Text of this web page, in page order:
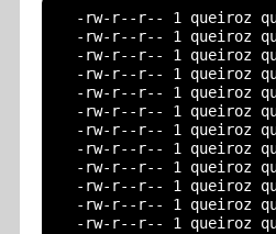
-rw-r--r-- 1 queiroz
-rw-r--r-- 1 queiroz
-rw-r--r-- 1 queiroz
-rw-r--r-- 1 queiroz
-rw-r--r-- 1 queiroz
-rw-r--r-- 1 queiroz
-rw-r--r-- 1 queiroz
-rw-r--r-- 1 queiroz
-rw-r--r-- 1 queiroz
-rw-r--r-- 1 queiroz
-rw-r--r-- 1 queiroz
-rw-r--r-- 1 queiroz